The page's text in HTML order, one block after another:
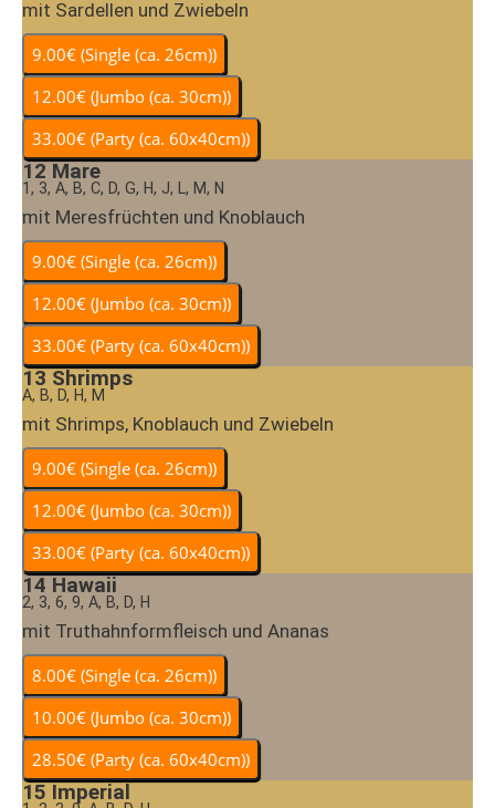
mit Sardellen und Zwiebeln
12 Mare
1, 3, A, B, C, D, G, H, J, L, M, N
mit Meresfrüchten und Knoblauch
13 Shrimps
A, B, D, H, M
mit Shrimps, Knoblauch und Zwiebeln
14 Hawaii
2, 3, 6, 9, A, B, D, H
mit Truthahnformfleisch und Ananas
15 Imperial